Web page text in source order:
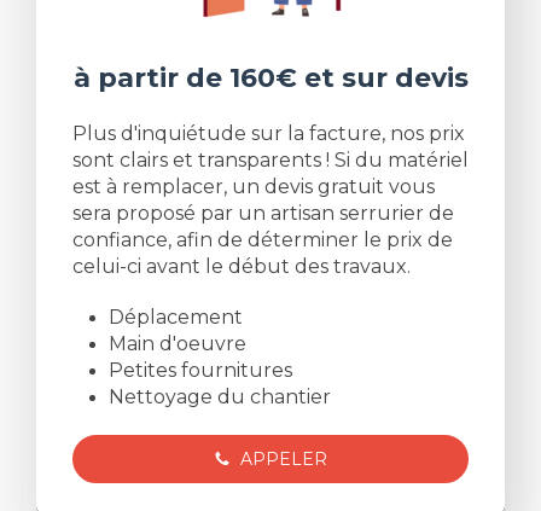
à partir de 160€ et sur devis
Plus d'inquiétude sur la facture, nos prix
sont clairs et transparents ! Si du matériel
est à remplacer, un devis gratuit vous
sera proposé par un artisan serrurier de
confiance, afin de déterminer le prix de
celui-ci avant le début des travaux.
Déplacement
Main d'oeuvre
Petites fournitures
Nettoyage du chantier
APPELER